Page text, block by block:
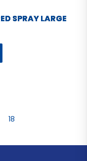
SPRAY LARGE
18